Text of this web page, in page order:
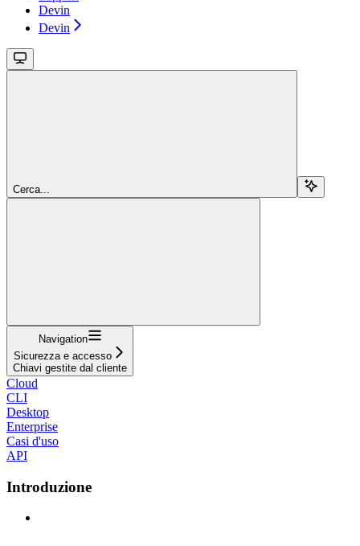
Devin
Devin
Cerca...
Navigation
Sicurezza e accesso
Chiavi gestite dal cliente
Cloud
CLI
Desktop
Enterprise
Casi d'uso
API
Introduzione